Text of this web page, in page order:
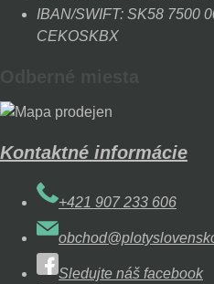
IBAN/SWIFT: SK58 7500
CEKOSKBX
Kontaktné informácie
+421 907 233 606
Sledujte náš facebook